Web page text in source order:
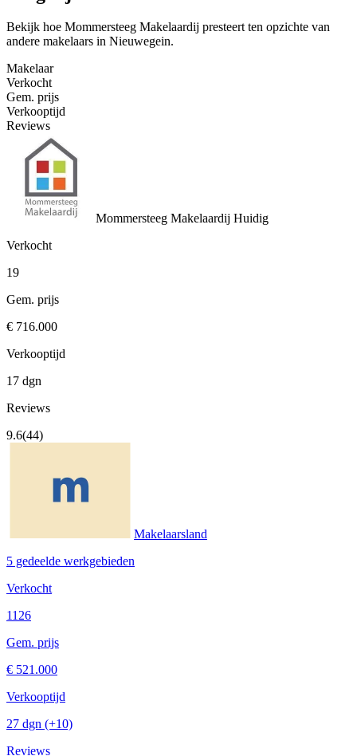
Bekijk hoe Mommersteeg Makelaardij presteert ten opzichte van
andere makelaars in Nieuwegein.
Makelaar
Verkocht
Gem. prijs
Verkooptijd
Reviews
Mommersteeg Makelaardij Huidig
Verkocht
19
Gem. prijs
€ 716.000
Verkooptijd
17 dgn
Reviews
9.6(44)
Makelaarsland
5 gedeelde werkgebieden
Verkocht
1126
Gem. prijs
€ 521.000
Verkooptijd
27 dgn (+10)
Reviews